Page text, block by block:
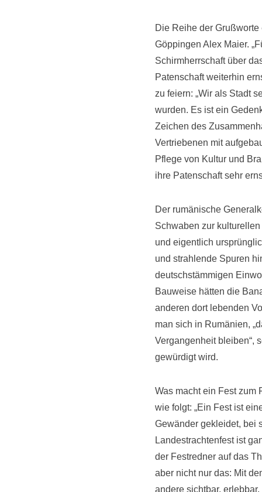
Die Reihe der
Göppingen Alex Maier.
Schirmherrschaft über
Patenschaft weiterhin
zu feiern: „Wir als Stadt
wurden. Es ist ein
Zeichen des
Vertriebenen mit
Pflege von Kultur und
ihre Patenschaft sehr
Der rumänische
Schwaben zur
und eigentlich
und strahlende Spuren
deutschstämmigen
Bauweise hätten die
anderen dort lebenden
man sich in Rumänien,
Vergangenheit bleiben“,
gewürdigt wird.
Was macht ein Fest zum
wie folgt: „Ein Fest ist
Gewänder gekleidet, bei
Landestrachtenfest ist
der Festredner auf das
aber nicht nur das: Mit
andere sichtbar,